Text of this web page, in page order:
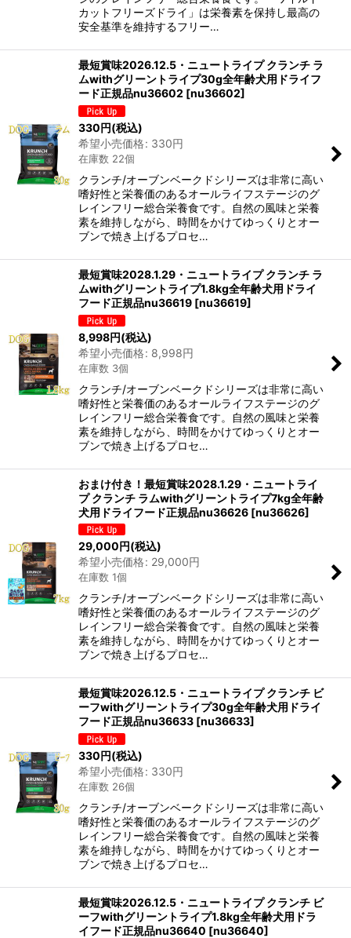
カットフリーズドライ」は栄養素を保持し最高の
安全基準を維持するフリー…
最短賞味2026.12.5・ニュートライプ クランチ ラ
ムwithグリーントライプ30g全年齢犬用ドライフ
ード正規品nu36602 [nu36602]
330円(税込)
希望小売価格: 330円
在庫数 22個
クランチ/オーブンベークドシリーズは非常に高い
嗜好性と栄養価のあるオールライフステージのグ
レインフリー総合栄養食です。自然の風味と栄養
素を維持しながら、時間をかけてゆっくりとオー
ブンで焼き上げるプロセ…
最短賞味2028.1.29・ニュートライプ クランチ ラ
ムwithグリーントライプ1.8kg全年齢犬用ドライ
フード正規品nu36619 [nu36619]
8,998円(税込)
希望小売価格: 8,998円
在庫数 3個
クランチ/オーブンベークドシリーズは非常に高い
嗜好性と栄養価のあるオールライフステージのグ
レインフリー総合栄養食です。自然の風味と栄養
素を維持しながら、時間をかけてゆっくりとオー
ブンで焼き上げるプロセ…
おまけ付き！最短賞味2028.1.29・ニュートライ
プ クランチ ラムwithグリーントライプ7kg全年齢
犬用ドライフード正規品nu36626 [nu36626]
29,000円(税込)
希望小売価格: 29,000円
在庫数 1個
クランチ/オーブンベークドシリーズは非常に高い
嗜好性と栄養価のあるオールライフステージのグ
レインフリー総合栄養食です。自然の風味と栄養
素を維持しながら、時間をかけてゆっくりとオー
ブンで焼き上げるプロセ…
最短賞味2026.12.5・ニュートライプ クランチ ビ
ーフwithグリーントライプ30g全年齢犬用ドライ
フード正規品nu36633 [nu36633]
330円(税込)
希望小売価格: 330円
在庫数 26個
クランチ/オーブンベークドシリーズは非常に高い
嗜好性と栄養価のあるオールライフステージのグ
レインフリー総合栄養食です。自然の風味と栄養
素を維持しながら、時間をかけてゆっくりとオー
ブンで焼き上げるプロセ…
最短賞味2026.12.5・ニュートライプ クランチ ビ
ーフwithグリーントライプ1.8kg全年齢犬用ドラ
イフード正規品nu36640 [nu36640]